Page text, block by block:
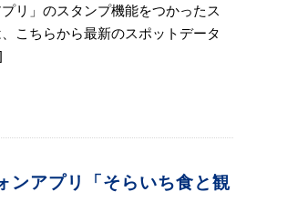
リ」のスタンプ機能をつかったス
こちらから最新のスポットデータ
ンアプリ「そらいち食と観